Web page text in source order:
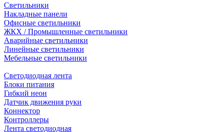
Светильники
Накладные панели
Офисные светильники
ЖКХ / Промышленные светильники
Аварийные светильники
Линейные светильники
Мебельные светильники
Светодиодная лента
Блоки питания
Гибкий неон
Датчик движения руки
Коннектор
Контроллеры
Лента светодиодная